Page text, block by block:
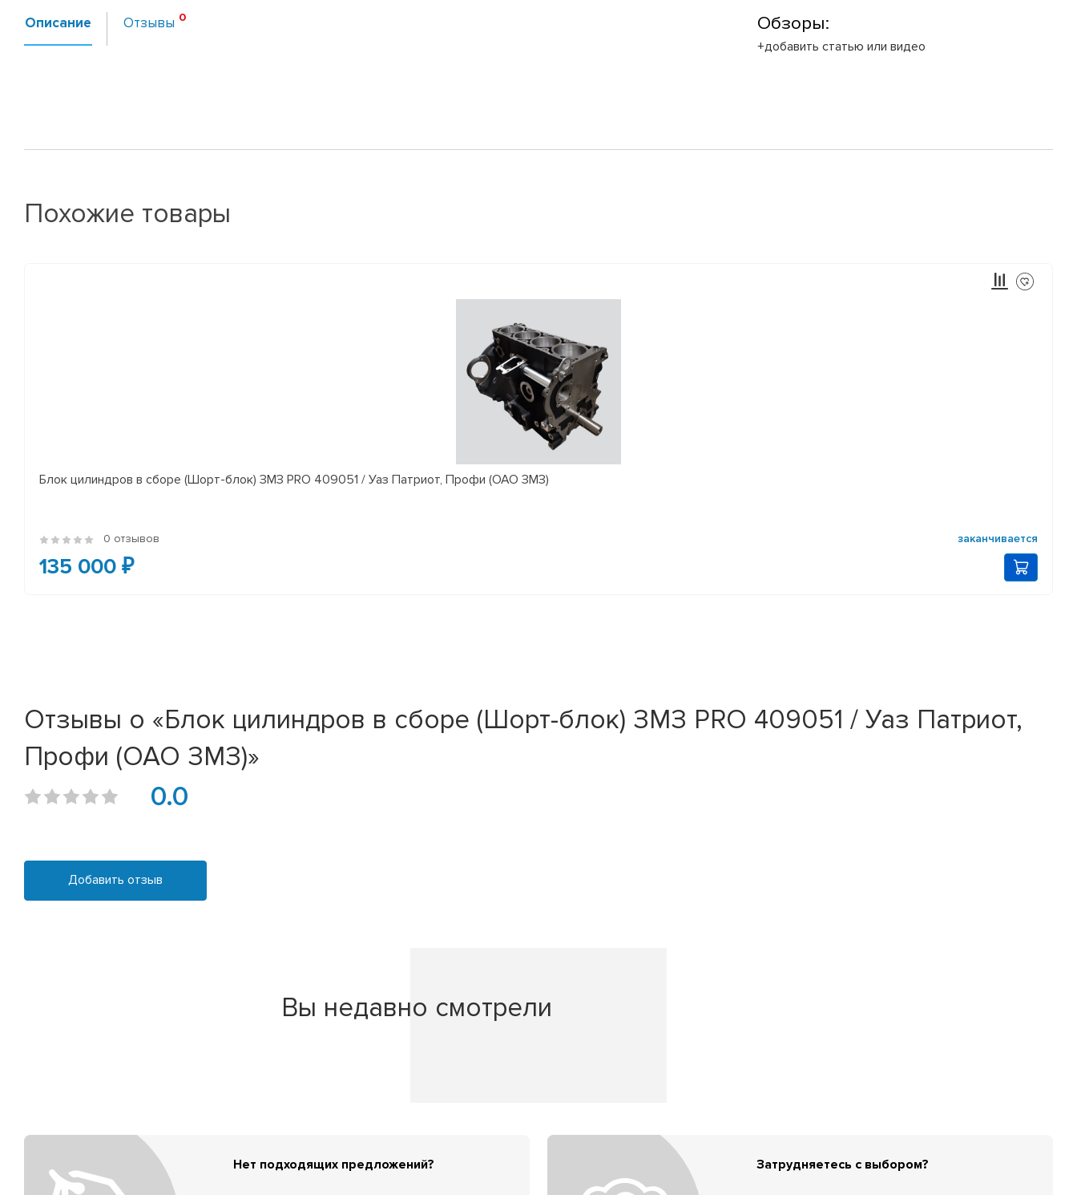
Описание Отзывы Обзоры:
+добавить статью или видео
Похожие товары
Блок цилиндров в сборе (Шорт-блок) ЗМЗ PRO 409051 / Уаз Патриот, Профи (ОАО ЗМЗ)
0 отзывов заканчивается
135 000 ₽
Отзывы о «Блок цилиндров в сборе (Шорт-блок) ЗМЗ PRO 409051 / Уаз Патриот,
Профи (ОАО ЗМЗ)»
0.0
Добавить отзыв
Вы недавно смотрели
Нет подходящих предложений? Затрудняетесь с выбором?